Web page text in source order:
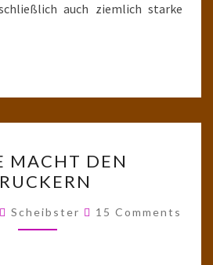
auch ziemlich starke
MACHT
DEN
DRUCKERN
MACHT DEN
Scheibster Comments
15 Comments